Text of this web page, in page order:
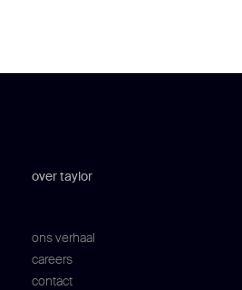
over taylor
ons verhaal
careers
contact